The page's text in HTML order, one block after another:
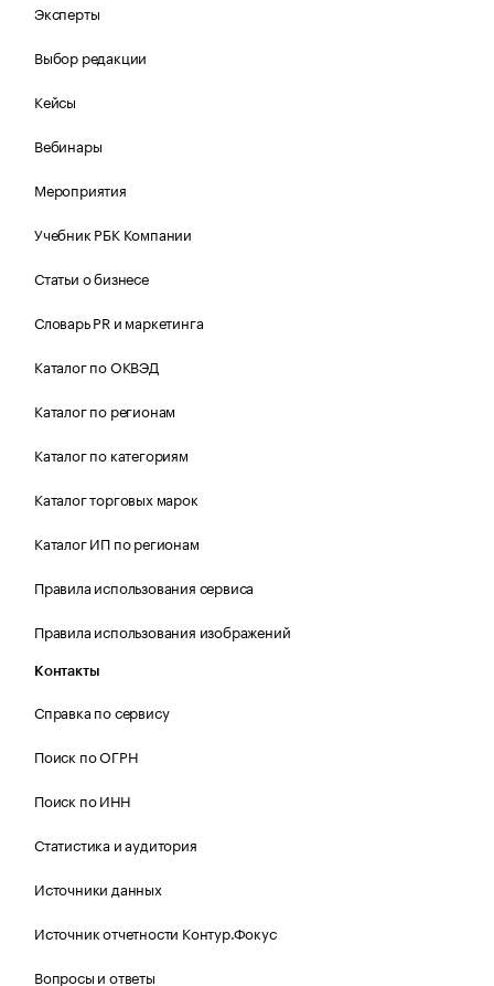
Эксперты
Выбор редакции
Кейсы
Вебинары
Мероприятия
Учебник РБК Компании
Статьи о бизнесе
Словарь PR и маркетинга
Каталог по ОКВЭД
Каталог по регионам
Каталог по категориям
Каталог торговых марок
Каталог ИП по регионам
Правила использования сервиса
Правила использования изображений
Контакты
Справка по сервису
Поиск по ОГРН
Поиск по ИНН
Статистика и аудитория
Источники данных
Источник отчетности Контур.Фокус
Вопросы и ответы